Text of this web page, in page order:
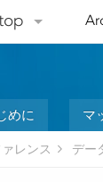
めに マ
レンス デー